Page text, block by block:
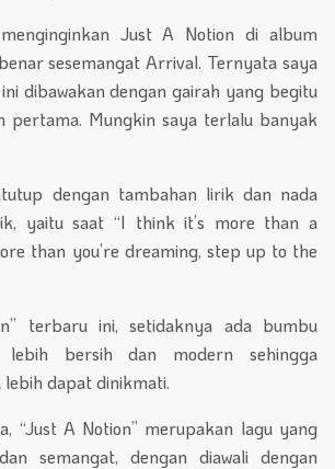
Just A Notion di album
sesemangat Arrival. Ternyata saya
dibawakan dengan gairah yang begitu
pertama. Mungkin saya terlalu banyak
dengan tambahan lirik dan nada
yaitu saat “I think it’s more than a
than you’re dreaming, step up to the
terbaru ini, setidaknya ada bumbu
lebih bersih dan modern sehingga
dapat dinikmati.
“Just A Notion” merupakan lagu yang
semangat, dengan diawali dengan